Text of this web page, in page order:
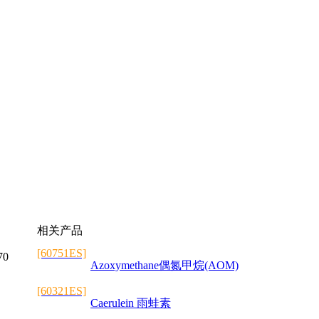
相关产品
[60751ES]
Azoxymethane偶氮甲烷(AOM)
[60321ES]
Caerulein 雨蛙素